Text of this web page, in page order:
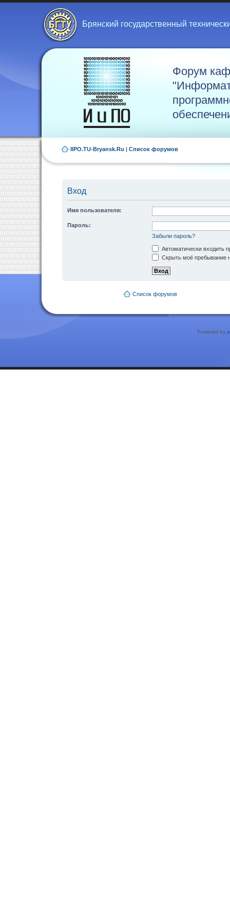
Брянский государственный
Форум
IIPO.TU-Bryansk.Ru | Список форумов
Вход
Имя пользователя:
Пароль:
Забыли пароль?
Автоматически входить
Скрыть моё пребывание
Список форумов
Powered by